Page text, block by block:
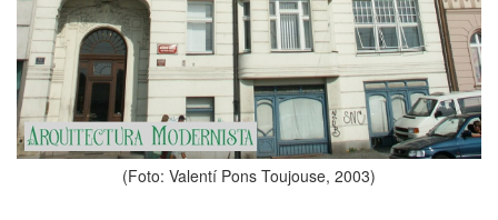
(Foto: Valentí Pons Toujouse, 2003)